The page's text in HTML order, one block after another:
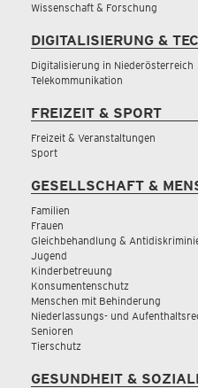
Wissenschaft & Forschung
DIGITALISIERUNG &
Digitalisierung in Niederösterreich
Telekommunikation
FREIZEIT & SPORT
Freizeit & Veranstaltungen
Sport
GESELLSCHAFT &
Familien
Frauen
Gleichbehandlung &
Jugend
Kinderbetreuung
Konsumentenschutz
Menschen mit Behinderung
Niederlassungs- und
Senioren
Tierschutz
GESUNDHEIT &